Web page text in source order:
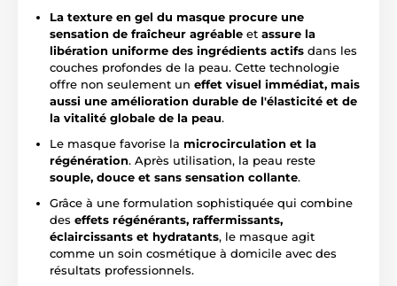
La texture en gel du masque procure une
sensation de fraîcheur agréable et assure la
libération uniforme des ingrédients actifs dans les
couches profondes de la peau. Cette technologie
offre non seulement un effet visuel immédiat, mais
aussi une amélioration durable de l'élasticité et de
la vitalité globale de la peau.
Le masque favorise la microcirculation et la
régénération. Après utilisation, la peau reste
souple, douce et sans sensation collante.
Grâce à une formulation sophistiquée qui combine
des effets régénérants, raffermissants,
éclaircissants et hydratants, le masque agit
comme un soin cosmétique à domicile avec des
résultats professionnels.